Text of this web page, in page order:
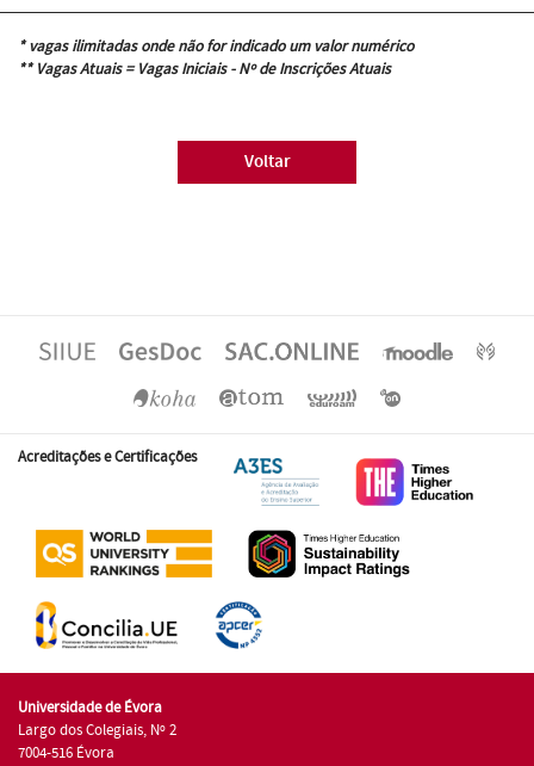
* vagas ilimitadas onde não for indicado um valor numérico
** Vagas Atuais = Vagas Iniciais - Nº de Inscrições Atuais
Voltar
Acreditações e Certificações
Universidade de Évora
Largo dos Colegiais, Nº 2
7004-516 Évora